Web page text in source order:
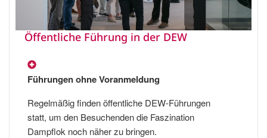
Öffentliche Führung in der DEW
Führungen ohne Voranmeldung
Regelmäßig finden öffentliche DEW-Führungen
statt, um den Besuchenden die Faszination
Dampflok noch näher zu bringen.